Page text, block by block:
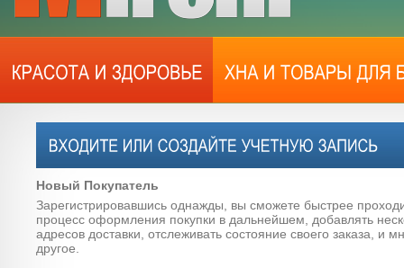
Новый Покупатель
Зарегистрировавшись однажды, вы сможете быстрее
процесс оформления покупки в дальнейшем, добавлять
адресов доставки, отслеживать состояние своего заказа, и
другое.